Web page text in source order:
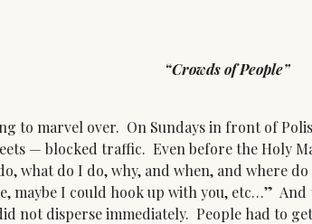
“Crowds of People”
to marvel over. On Sundays in front of
— blocked traffic. Even before the Holy
what do I do, why, and when, and where
maybe I could hook up with you, etc…”
not disperse immediately. People had to